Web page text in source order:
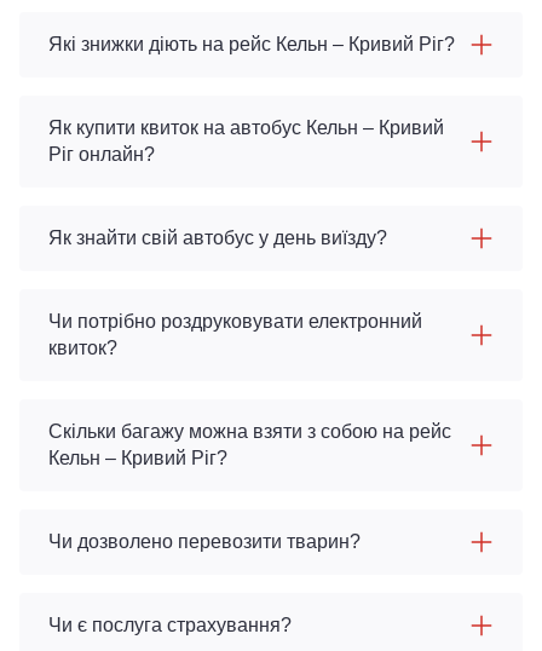
Які знижки діють на рейс Кельн – Кривий Ріг?
Як купити квиток на автобус Кельн – Кривий
Ріг онлайн?
Як знайти свій автобус у день виїзду?
Чи потрібно роздруковувати електронний
квиток?
Скільки багажу можна взяти з собою на рейс
Кельн – Кривий Ріг?
Чи дозволено перевозити тварин?
Чи є послуга страхування?